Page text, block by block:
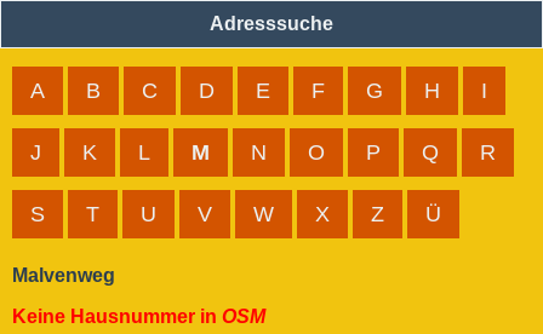
Adresssuche
A B C D E F G H I
J K L M N O P Q R
S T U V W X Z Ü
Malvenweg
Keine Hausnummer in OSM